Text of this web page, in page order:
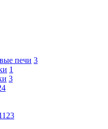
печи 3
1
3